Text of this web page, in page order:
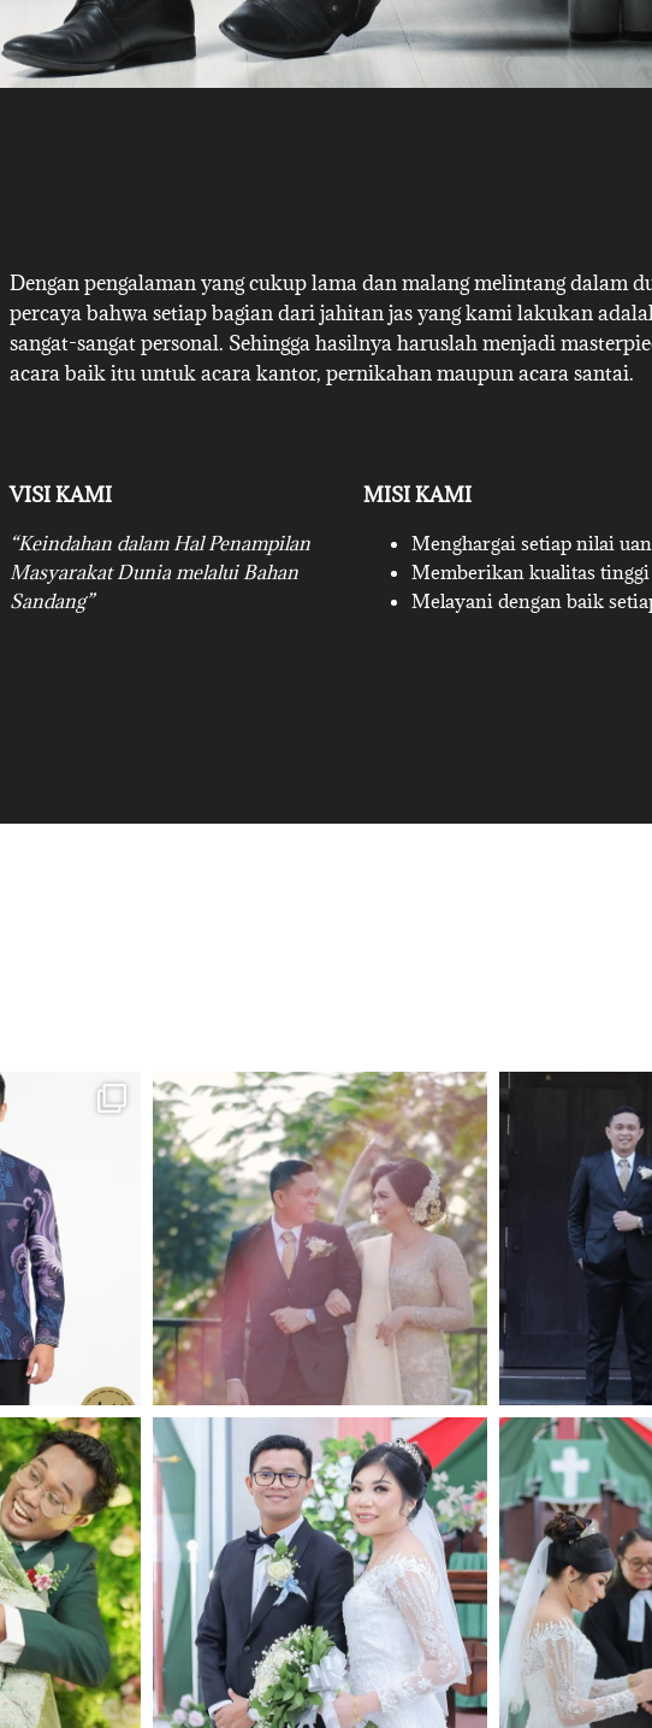
Dengan pengalaman yang cukup lama dan malang melintang dalam
percaya bahwa setiap bagian dari jahitan jas yang kami lakukan
sangat-sangat personal. Sehingga hasilnya haruslah menjadi
acara baik itu untuk acara kantor, pernikahan maupun acara santai.
VISI KAMI
“Keindahan dalam Hal Penampilan
Masyarakat Dunia melalui Bahan
Sandang”
MISI KAMI
Menghargai setiap nilai
Memberikan kualitas
Melayani dengan baik